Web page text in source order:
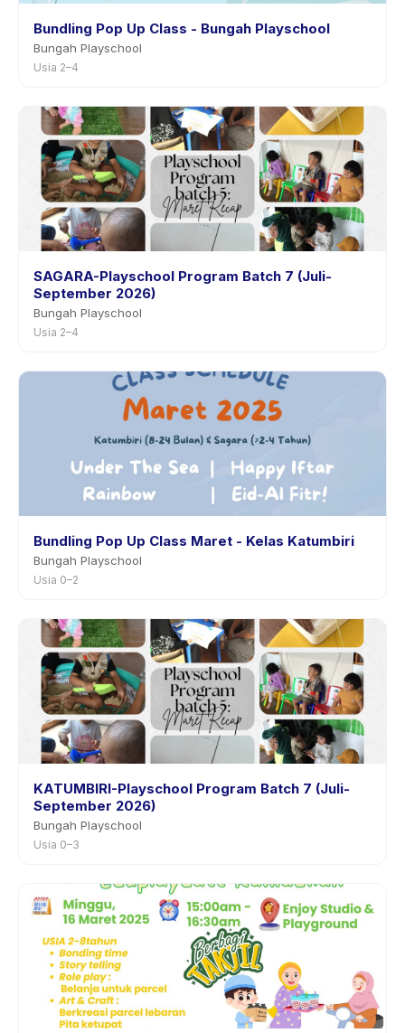
Bundling Pop Up Class - Bungah Playschool
Bungah Playschool
Usia 2–4
SAGARA-Playschool Program Batch 7 (Juli-
September 2026)
Bungah Playschool
Usia 2–4
Bundling Pop Up Class Maret - Kelas Katumbiri
Bungah Playschool
Usia 0–2
KATUMBIRI-Playschool Program Batch 7 (Juli-
September 2026)
Bungah Playschool
Usia 0–3